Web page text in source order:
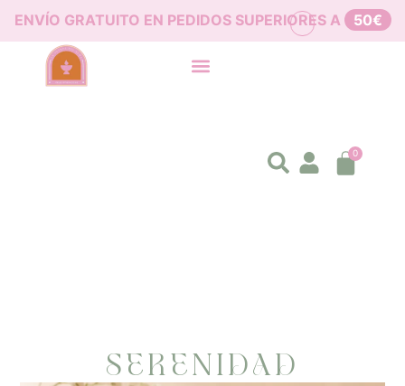
ENVÍO GRATUITO EN PEDIDOS SUPERIORES A 50€
0
SERENIDAD